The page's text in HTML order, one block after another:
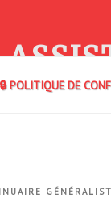
🔒 POLITIQUE DE